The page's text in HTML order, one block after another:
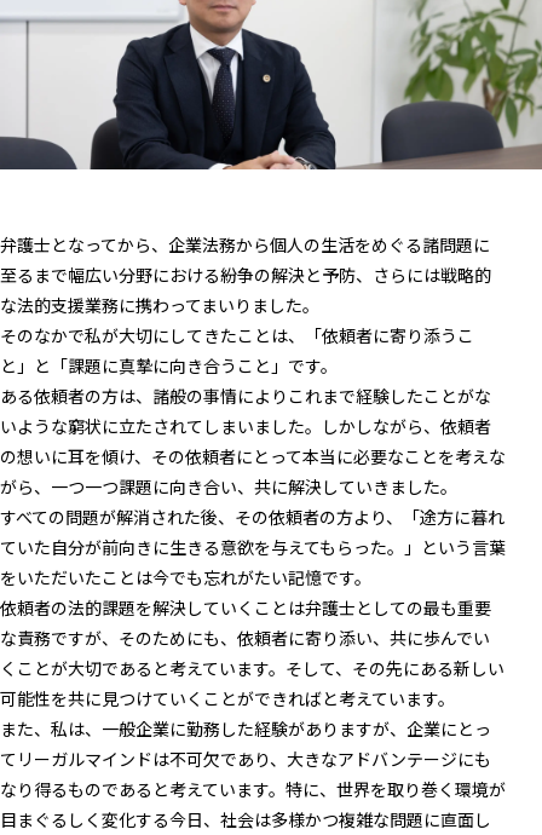
弁護士となってから、企業法務から個人の生活をめぐる諸問題に
至るまで幅広い分野における紛争の解決と予防、さらには戦略的
な法的支援業務に携わってまいりました。
そのなかで私が大切にしてきたことは、「依頼者に寄り添うこ
と」と「課題に真摯に向き合うこと」です。
ある依頼者の方は、諸般の事情によりこれまで経験したことがな
いような窮状に立たされてしまいました。しかしながら、依頼者
の想いに耳を傾け、その依頼者にとって本当に必要なことを考えな
がら、一つ一つ課題に向き合い、共に解決していきました。
すべての問題が解消された後、その依頼者の方より、「途方に暮れ
ていた自分が前向きに生きる意欲を与えてもらった。」という言葉
をいただいたことは今でも忘れがたい記憶です。
依頼者の法的課題を解決していくことは弁護士としての最も重要
な責務ですが、そのためにも、依頼者に寄り添い、共に歩んでい
くことが大切であると考えています。そして、その先にある新しい
可能性を共に見つけていくことができればと考えています。
また、私は、一般企業に勤務した経験がありますが、企業にとっ
てリーガルマインドは不可欠であり、大きなアドバンテージにも
なり得るものであると考えています。特に、世界を取り巻く環境が
目まぐるしく変化する今日、社会は多様かつ複雑な問題に直面し